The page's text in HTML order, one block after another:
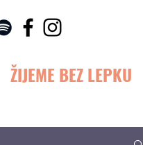
ŽIJEME BEZ LEPKU